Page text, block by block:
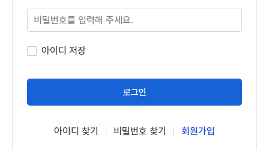
아이디 저장
로그인
아이디 찾기 비밀번호 찾기 회원가입